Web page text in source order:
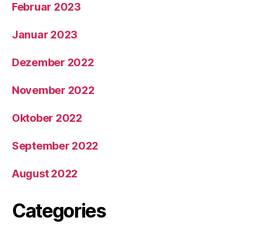
Februar 2023
Januar 2023
Dezember 2022
November 2022
Oktober 2022
September 2022
August 2022
Categories